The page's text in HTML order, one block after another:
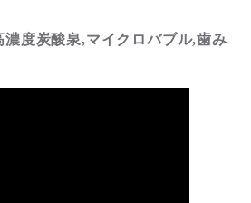
度炭酸泉,マイクロバブル,歯み